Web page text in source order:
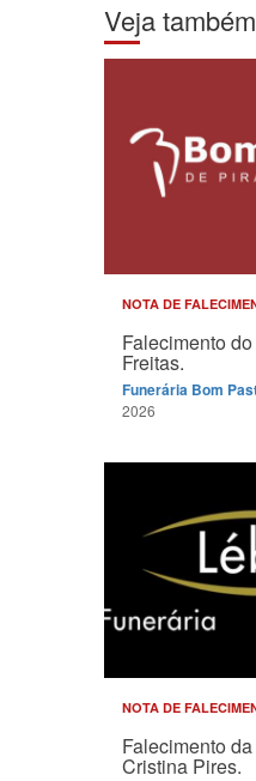
Veja também
NOTA DE
Falecimento
Freitas.
Funerária Bom
2026
NOTA DE
Falecimento
Cristina Pires.